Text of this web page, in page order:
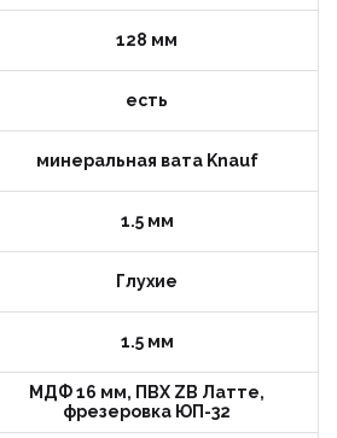
128 мм
есть
минеральная вата Knauf
1.5 мм
Глухие
1.5 мм
МДФ 16 мм, ПВХ ZB Латте,
фрезеровка ЮП-32
10-12 12-18
18-20
и пользовательского
Отправить